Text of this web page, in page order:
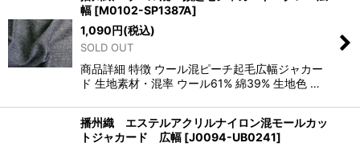
幅 [M0102-SP1387A]
1,090円(税込)
SOLD OUT
商品詳細 特徴 ウール混ピーチ起毛広幅ジャカー
ド 生地素材・混率 ウール61% 綿39% 生地色 …
播州織 エステルアクリルナイロン混モールカッ
トジャカード 広幅 [J0094-UB0241]